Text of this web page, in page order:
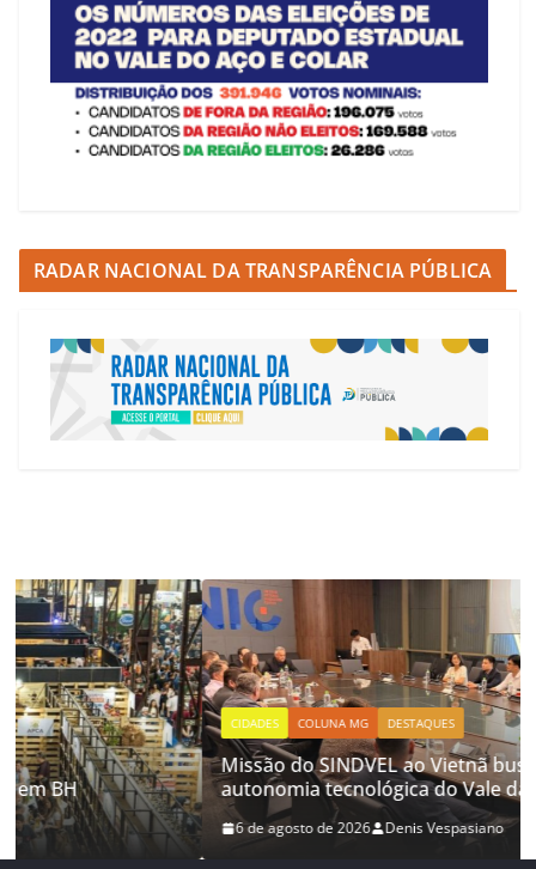
RADAR NACIONAL DA TRANSPARÊNCIA PÚBLICA
CIDADES COLUNA MG DESTAQUES
Missão do SINDVEL ao Vietnã busca ampliar
autonomia tecnológica do Vale da Eletrônica
6 de agosto de 2026 Denis Vespasiano